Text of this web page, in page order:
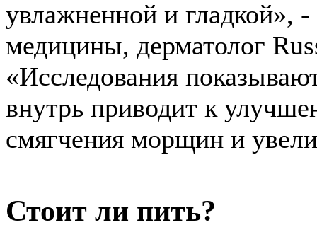
увлажненной и гладкой»,
медицины, дерматолог
«Исследования
внутрь приводит к
смягчения морщин и
Стоит ли пить?